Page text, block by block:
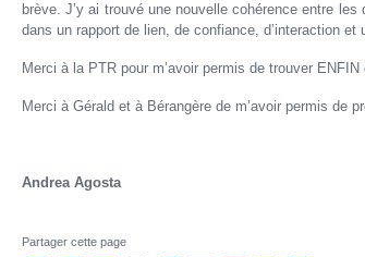
brève. J’y ai trouvé une nouvelle cohérence entre
dans un rapport de lien, de confiance, d’interaction
Merci à la PTR pour m’avoir permis de trouver
Merci à Gérald et à Bérangère de m’avoir permis de
Andrea Agosta
Partager cette page